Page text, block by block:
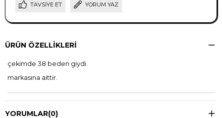
TAVSIYE ET YORUM YAZ
ÜRÜN ÖZELLIKLERI
çekimde 38 beden giydi.
markasına aittir.
YORUMLAR(0)